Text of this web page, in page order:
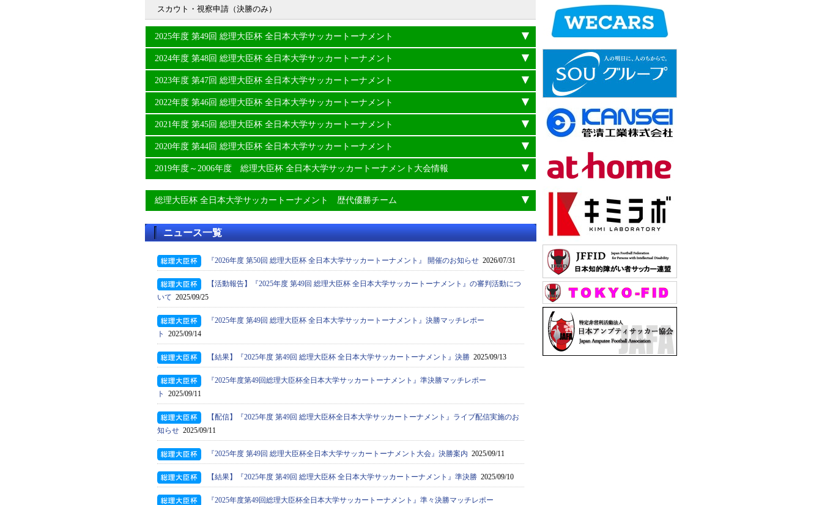
スカウト・視察申請（決勝のみ）
2025年度 第49回 総理大臣杯 全日本大学サッカートーナメント
2024年度 第48回 総理大臣杯 全日本大学サッカートーナメント
2023年度 第47回 総理大臣杯 全日本大学サッカートーナメント
2022年度 第46回 総理大臣杯 全日本大学サッカートーナメント
2021年度 第45回 総理大臣杯 全日本大学サッカートーナメント
2020年度 第44回 総理大臣杯 全日本大学サッカートーナメント
2019年度～2006年度 総理大臣杯 全日本大学サッカートーナメント大会情報
総理大臣杯 全日本大学サッカートーナメント 歴代優勝チーム
ニュース一覧
『2026年度 第50回 総理大臣杯 全日本大学サッカートーナメント』 開催のお知らせ 2026/07/31
【活動報告】『2025年度 第49回 総理大臣杯 全日本大学サッカートーナメント』の審判活動につ
いて 2025/09/25
『2025年度 第49回 総理大臣杯 全日本大学サッカートーナメント』決勝マッチレポー
ト
2025/09/14
【結果】『2025年度 第49回 総理大臣杯 全日本大学サッカートーナメント』決勝 2025/09/13
『2025年度第49回総理大臣杯全日本大学サッカートーナメント』準決勝マッチレポー
ト
2025/09/11
【配信】『2025年度 第49回 総理大臣杯全日本大学サッカートーナメント』ライブ配信実施のお
知らせ 2025/09/11
『2025年度 第49回 総理大臣杯全日本大学サッカートーナメント大会』決勝案内 2025/09/11
【結果】『2025年度 第49回 総理大臣杯 全日本大学サッカートーナメント』準決勝 2025/09/10
『2025年度第49回総理大臣杯全日本大学サッカートーナメント』準々決勝マッチレポー